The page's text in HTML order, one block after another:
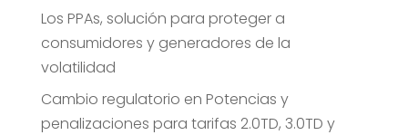
Los PPAs, solución para proteger a
consumidores y generadores de la
volatilidad
Cambio regulatorio en Potencias y
penalizaciones para tarifas 2.0TD, 3.0TD y